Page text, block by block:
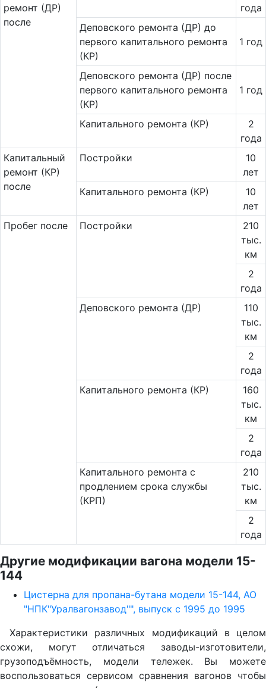
ремонт (ДР)
после
года
Деповского ремонта (ДР) до
первого капитального ремонта
(КР)
1 год
Деповского ремонта (ДР) после
первого капитального ремонта
(КР)
1 год
Капитального ремонта (КР)
2
года
Ка­пи­таль­ный
ремонт (КР)
после
Постройки
10
лет
Капитального ремонта (КР)
10
лет
Пробег после
Постройки
210
тыс.
км
2
года
Деповского ремонта (ДР)
110
тыс.
км
2
года
Капитального ремонта (КР)
160
тыс.
км
2
года
Капитального ремонта с
продлением срока службы
(КРП)
210
тыс.
км
2
года
Другие модификации вагона модели 15-
144
Цистерна для пропана-бутана модели 15-144, АО
"НПК"Уралвагонзавод"", выпуск с 1995 до 1995
Характеристики различных модификаций в целом
схожи, могут отличаться заводы-изготовители,
грузоподъёмность, модели тележек. Вы можете
воспользоваться сервисом сравнения вагонов чтобы